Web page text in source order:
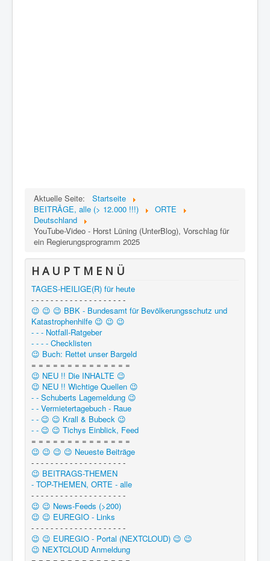
Aktuelle Seite:
Startseite
BEITRÄGE, alle (> 12.000 !!!)
ORTE
Deutschland
YouTube-Video - Horst Lüning (UnterBlog), Vorschlag für
ein Regierungsprogramm 2025
H A U P T M E N Ü
TAGES-HEILIGE(R) für heute
- - - - - - - - - - - - - - - - - - - -
😉 😉 😉 BBK - Bundesamt für Bevölkerungsschutz und
Katastrophenhilfe 😉 😉 😉
- - - Notfall-Ratgeber
- - - - Checklisten
😉 Buch: Rettet unser Bargeld
= = = = = = = = = = = = = =
😉 NEU !! Die INHALTE 😉
😉 NEU !! Wichtige Quellen 😉
- - Schuberts Lagemeldung 😉
- - Vermietertagebuch - Raue
- - 😉 😉 Krall & Bubeck 😉
- - 😉 😉 Tichys Einblick, Feed
= = = = = = = = = = = = = =
😉 😉 😉 😉 Neueste Beiträge
- - - - - - - - - - - - - - - - - - - -
😉 BEITRAGS-THEMEN
- TOP-THEMEN, ORTE - alle
- - - - - - - - - - - - - - - - - - - -
😉 😉 News-Feeds (>200)
😉 😉 EUREGIO - Links
- - - - - - - - - - - - - - - - - - - -
😉 😉 EUREGIO - Portal (NEXTCLOUD) 😉 😉
😉 NEXTCLOUD Anmeldung